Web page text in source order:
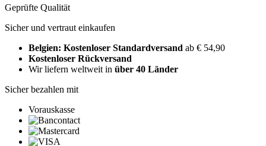
Geprüfte Qualität
Sicher und vertraut einkaufen
Belgien: Kostenloser Standardversand ab € 54,90
Kostenloser Rückversand
Wir liefern weltweit in über 40 Länder
Sicher bezahlen mit
Vorauskasse